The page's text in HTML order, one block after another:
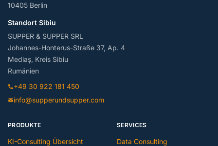
10405 Berlin
Standort Sibiu
SUPPER & SUPPER SRL
Johannes-Honterus-Straße 37, Ap. 4
Mediaș, Kreis Sibiu
Rumänien
+49 30 922 181 450
info@supperundsupper.com
PRODUKTE
KI-Consulting Übersicht
SERVICES
Data Consulting